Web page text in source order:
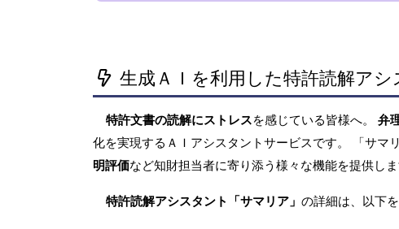
生成ＡＩを利用した特許読解アシ
特許文書の読解にストレスを感じている皆様へ。 弁
化を実現するＡＩアシスタントサービスです。 「サマ
明評価など知財担当者に寄り添う様々な機能を提供し
特許読解アシスタント「サマリア」 の詳細は、以下